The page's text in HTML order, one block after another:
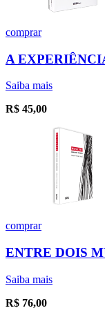
comprar
A
Saiba mais
R$ 45,00
comprar
ENTRE DOIS
Saiba mais
R$ 76,00